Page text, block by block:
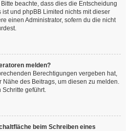
beachte, dass dies die Entscheidung
und phpBB Limited nichts mit dieser
einen Administrator, sofern du die nicht
melden?
Berechtigungen vergeben hat,
des Beitrags, um diesen zu melden.
Schritte geführt.
beim Schreiben eines